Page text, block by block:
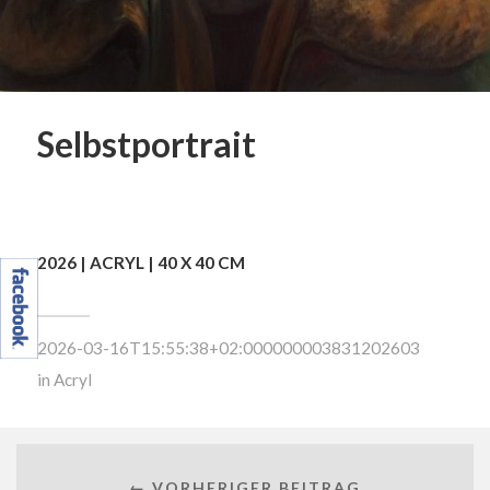
Selbstportrait
2026 | ACRYL | 40 X 40 CM
2026-03-16T15:55:38+02:000000003831202603
in Acryl